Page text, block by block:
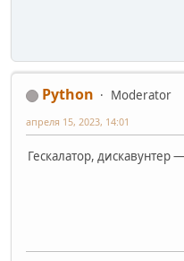
Python
Moderator
апреля 15, 2023, 14:01
Гескалатор, дискавунтер